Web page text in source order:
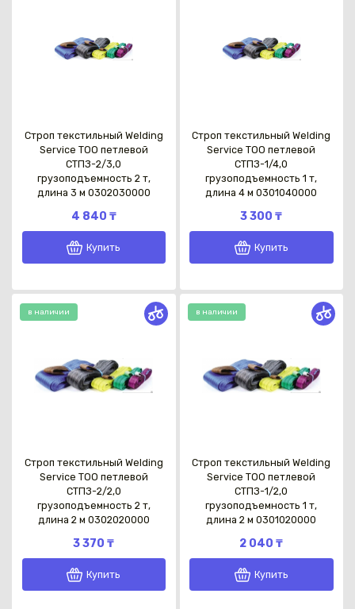
Строп текстильный Welding
Service TOO петлевой
СТПЗ-2/3,0
грузоподъемность 2 т,
длина 3 м 0302030000
4 840 ₸
Купить
Строп текстильный Welding
Service TOO петлевой
СТПЗ-1/4,0
грузоподъемность 1 т,
длина 4 м 0301040000
3 300 ₸
Купить
в наличии
Строп текстильный Welding
Service TOO петлевой
СТПЗ-2/2,0
грузоподъемность 2 т,
длина 2 м 0302020000
3 370 ₸
Купить
в наличии
Строп текстильный Welding
Service TOO петлевой
СТПЗ-1/2,0
грузоподъемность 1 т,
длина 2 м 0301020000
2 040 ₸
Купить